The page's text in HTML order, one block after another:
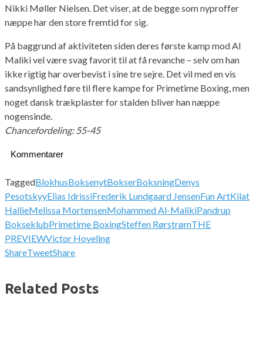
Nikki Møller Nielsen. Det viser, at de begge som nyproffer
næppe har den store fremtid for sig.
På baggrund af aktiviteten siden deres første kamp mod Al
Maliki vel være svag favorit til at få revanche – selv om han
ikke rigtig har overbevist i sine tre sejre. Det vil med en vis
sandsynlighed føre til flere kampe for Primetime Boxing, men
noget dansk trækplaster for stalden bliver han næppe
nogensinde.
Chancefordeling: 55-45
Kommentarer
TaggedBlokhusBoksenytBokserBoksningDenys
PesotskyyElias IdrissiFrederik Lundgaard JensenFun ArtKilat
HallieMelissa MortensenMohammed Al-MalikiPandrup
BokseklubPrimetime BoxingSteffen RørstrømTHE
PREVIEWVictor Hoveling
ShareTweetShare
Related Posts